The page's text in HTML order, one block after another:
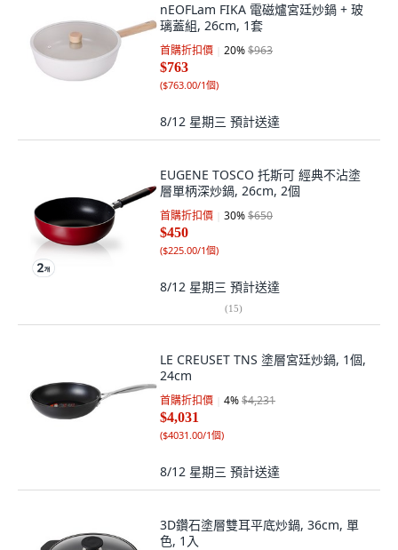
nEOFLam FIKA 電磁爐宮廷炒鍋 + 玻
璃蓋組, 26cm, 1套
首購折扣價 20%$963
$763
($763.00/1個)
8/12 星期三 預計送達
EUGENE TOSCO 托斯可 經典不沾塗
層單柄深炒鍋, 26cm, 2個
首購折扣價 30%$650
$450
($225.00/1個)
8/12 星期三 預計送達
(15)
LE CREUSET TNS 塗層宮廷炒鍋, 1個,
24cm
首購折扣價 4%$4,231
$4,031
($4031.00/1個)
8/12 星期三 預計送達
3D鑽石塗層雙耳平底炒鍋, 36cm, 單
色, 1入